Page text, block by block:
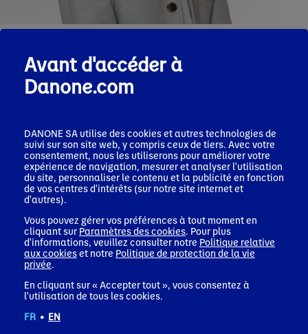
Expertise - Expérience - Principales
activités
de l’Université de Bath au Royaume-Uni, ainsi que d’une
licence en Religions et Art grec ancien de l’Université d’Aarhus
au Danemark. Elle est également titulaire d’une licence en
Marketing et Économie de la Copenhagen Business School et
d’un certificat d’Administrateur international de l’INSEAD en
France. Lise KINGO a rejoint Novo Nordisk en 1988, où elle est
travers le monde, notamment dans les domaines des affaires
environnementales, de l’audit interne, de la conformité, des
ressources humaines, de la communication, de l’image de
marque et du développement durable, et a été nommée
Executive Vice President, Chief of Staff
Exécutif en 2002. Elle a joué un rôle déterminant dans la
définition de la stratégie commerciale durable et de l’image de
marque de Novo Nordisk. En 2015, Lise KINGO a été nommée
Directrice Générale et Directrice Exécutive du Pacte mondial
Avant d'accéder à
Danone.com
DANONE SA utilise des cookies et autres technologies de
suivi sur son site web, y compris ceux de tiers. Avec votre
consentement, nous les utiliserons pour améliorer votre
expérience de navigation, mesurer et analyser l'utilisation
du site, personnaliser le contenu et la publicité en fonction
de vos centres d'intérêts (sur notre site internet et
d'autres).
Vous pouvez gérer vos préférences à tout moment en
cliquant sur Paramètres des cookies . Pour plus
d'informations, veuillez consulter notre Politique relative
aux cookieset notre Politique de protection de la vie
privée
En cliquant sur « Accepter tout », vous consentez à
l'utilisation de tous les cookies.
FR • EN